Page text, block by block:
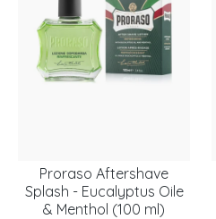
Proraso Aftershave
Splash - Eucalyptus Oile
& Menthol (100 ml)